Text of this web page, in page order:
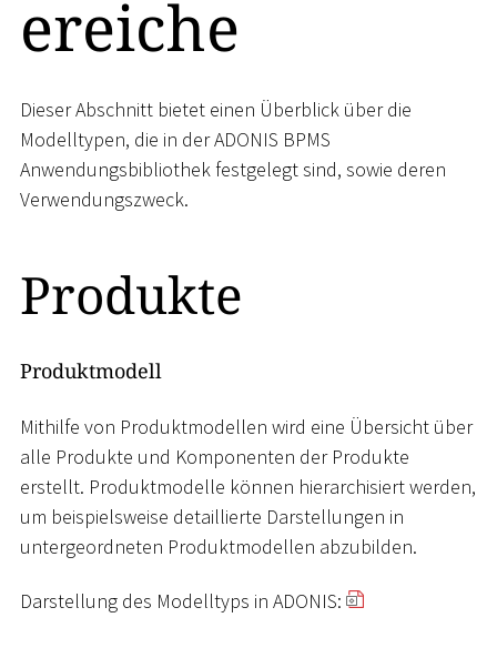
ereiche
Dieser Abschnitt bietet einen Überblick über die
Modelltypen, die in der ADONIS BPMS
Anwendungsbibliothek festgelegt sind, sowie deren
Verwendungszweck.
Produkte
Produktmodell
Mithilfe von Produktmodellen wird eine Übersicht über
alle Produkte und Komponenten der Produkte
erstellt. Produktmodelle können hierarchisiert werden,
um beispielsweise detaillierte Darstellungen in
untergeordneten Produktmodellen abzubilden.
Darstellung des Modelltyps in ADONIS: